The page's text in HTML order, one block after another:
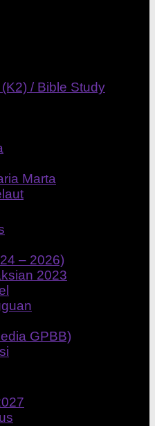
/ Bible Study
Marta
– 2026)
2023
GPBB)